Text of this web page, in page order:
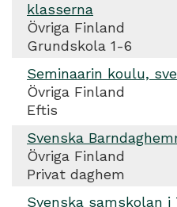
klasserna
Övriga Finland
Grundskola 1-6
Seminaarin koulu,
Övriga Finland
Eftis
Svenska
Övriga Finland
Privat daghem
Svenska samskolan i